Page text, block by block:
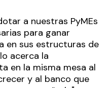
a nuestras PyMEs
para ganar
en sus estructuras de
acerca la
en la misma mesa al
y al banco que